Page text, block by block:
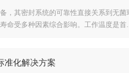
，其密封系统的可靠性直接关系到无
命受多种因素综合影响。工作温度是首...
准化解决方案